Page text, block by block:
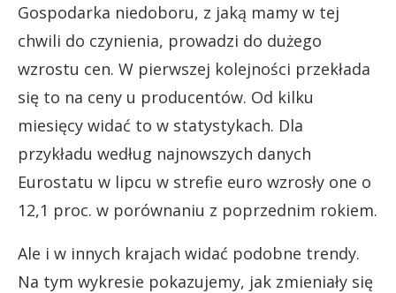
Gospodarka niedoboru, z jaką mamy w tej
chwili do czynienia, prowadzi do dużego
wzrostu cen. W pierwszej kolejności przekłada
się to na ceny u producentów. Od kilku
miesięcy widać to w statystykach. Dla
przykładu według najnowszych danych
Eurostatu w lipcu w strefie euro wzrosły one o
12,1 proc. w porównaniu z poprzednim rokiem.
Ale i w innych krajach widać podobne trendy.
Na tym wykresie pokazujemy, jak zmieniały się